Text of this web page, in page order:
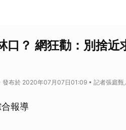
口？ 網狂勸：別捨近
布於 2020年07月07日01:09 • 記者張庭甄
報導